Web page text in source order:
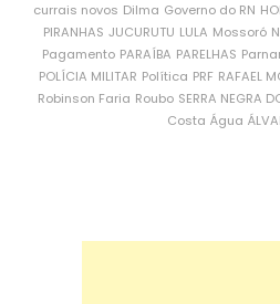
currais novos Dilma Governo do RN
PIRANHAS JUCURUTU LULA Mossoró
Pagamento PARAÍBA PARELHAS
POLÍCIA MILITAR Política PRF RAFAEL
Robinson Faria Roubo SERRA NEGRA
Costa Água